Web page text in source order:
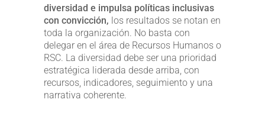
diversidad e impulsa políticas inclusivas
con convicción, los resultados se notan en
toda la organización. No basta con
delegar en el área de Recursos Humanos o
RSC. La diversidad debe ser una prioridad
estratégica liderada desde arriba, con
recursos, indicadores, seguimiento y una
narrativa coherente.